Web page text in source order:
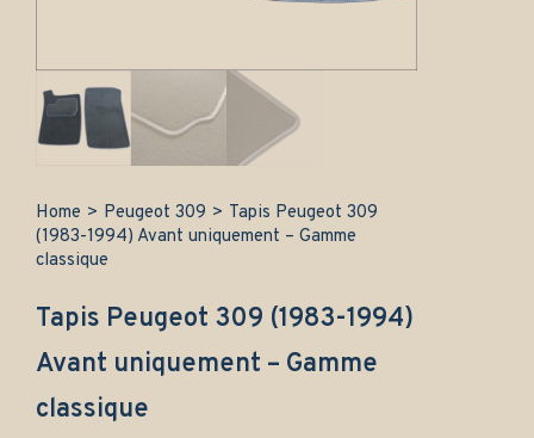
Home > Peugeot 309 > Tapis Peugeot 309
(1983-1994) Avant uniquement – Gamme
classique
Tapis Peugeot 309 (1983-1994)
Avant uniquement – Gamme
classique